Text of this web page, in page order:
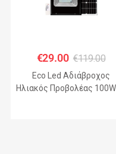
€29.00 €119.00
Eco Led Αδιάβροχος
Ηλιακός Προβολέας